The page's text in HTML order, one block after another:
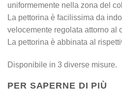
uniformemente nella zona del
La pettorina è facilissima da
velocemente regolata attorno al
La pettorina è abbinata al
Disponibile in 3 diverse misure.
PER SAPERNE DI PIÙ